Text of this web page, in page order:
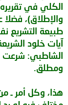
الكلي في تقريره
والإطلاق)،
طبيعة التشريع
آيات خلود
الشاطبي: شرعت
ومطلق.
هذا، وكل أمر ـ